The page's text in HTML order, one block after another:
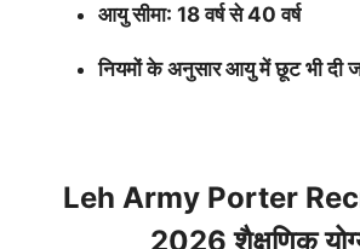
आयु सीमा: 18 वर्ष से 40 वर्ष
नियमों के अनुसार आयु में छूट भी दी
Leh Army Porter
2026 शैक्षणिक